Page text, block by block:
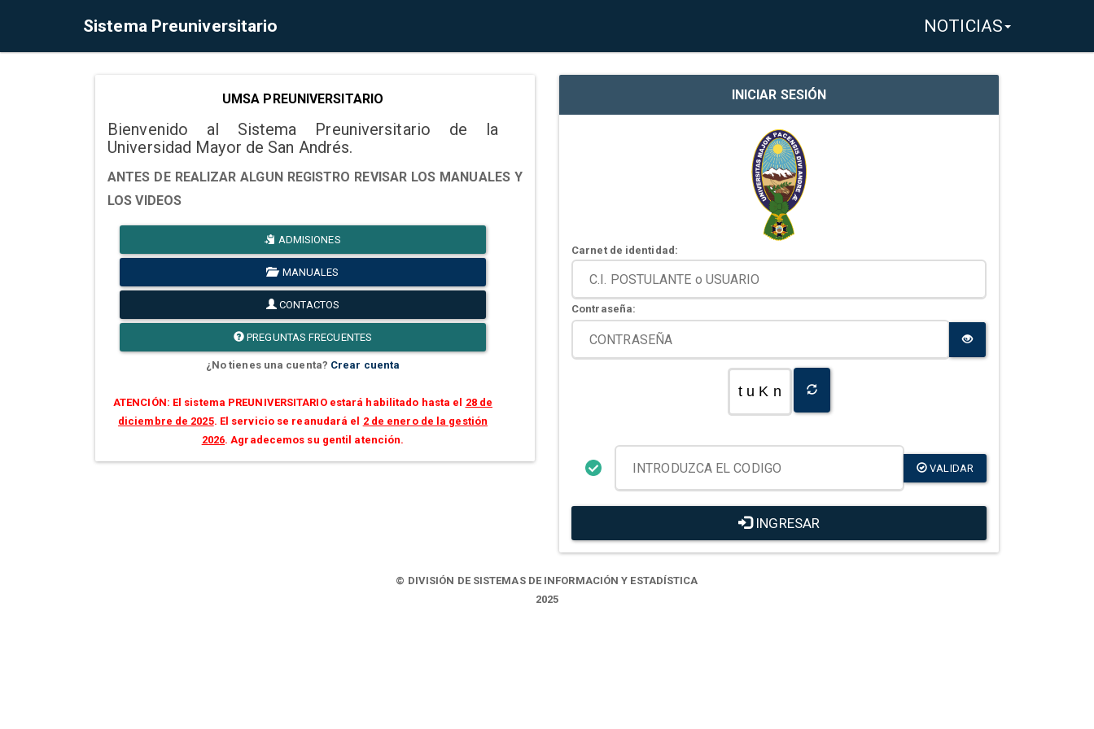
Sistema Preuniversitario NOTICIAS
UMSA PREUNIVERSITARIO
Bienvenido al Sistema Preuniversitario de la
Universidad Mayor de San Andrés.
ANTES DE REALIZAR ALGUN REGISTRO REVISAR LOS MANUALES Y
LOS VIDEOS
ADMISIONES
MANUALES
CONTACTOS
PREGUNTAS FRECUENTES
¿No tienes una cuenta? Crear cuenta
ATENCIÓN: El sistema PREUNIVERSITARIO estará habilitado hasta el 28 de
diciembre de 2025. El servicio se reanudará el 2 de enero de la gestión
2026. Agradecemos su gentil atención.
INICIAR SESIÓN
Carnet de identidad:
Contraseña:
t u K n
VALIDAR
INGRESAR
© DIVISIÓN DE SISTEMAS DE INFORMACIÓN Y ESTADÍSTICA
2025